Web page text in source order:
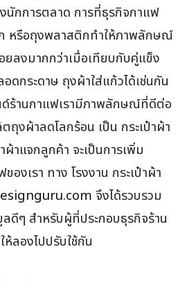
นักการตลาด การที่ธุรกิจกาแฟ
หรือถุงพลาสติกทำให้ภาพลักษณ์
ลงมากกว่าเมื่อเทียบกับคู่แข็ง
ดกระดาษ ถุงผ้าใส่แก้วได้เช่นกัน
ด์ร้านกาแฟเรามีภาพลักษณ์ที่ดีต่อ
ถุงผ้าลดโลกร้อน เป็น กระเป๋าผ้า
าแจกลูกค้า จะเป็นการเพิ่ม
งเรา ทาง โรงงาน กระเป๋าผ้า
จึงได้รวบรวม
ดีๆ สำหรับผู้ที่ประกอบธุรกิจร้าน
ห้ลองไปปรับใช้กัน